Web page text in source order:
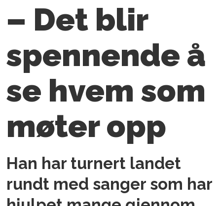
– Det blir
spennende å
se hvem som
møter opp
Han har turnert landet
rundt med sanger som har